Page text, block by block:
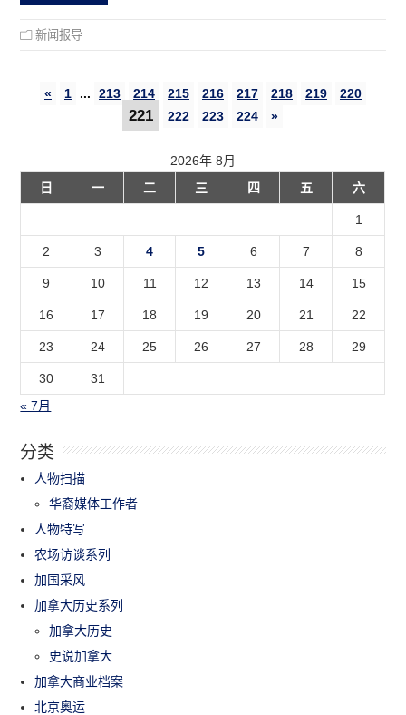
新闻报导
« 1 ... 213 214 215 216 217 218 219 220
221 222 223 224 »
2026年 8月
日
一 二 三 四 五 六
1
2 3 4 5 6 7 8
9 10 11 12 13 14 15
16 17 18 19 20 21 22
23 24 25 26 27 28 29
30
31
« 7月
分类
人物扫描
华裔媒体工作者
人物特写
农场访谈系列
加国采风
加拿大历史系列
加拿大历史
史说加拿大
加拿大商业档案
北京奥运